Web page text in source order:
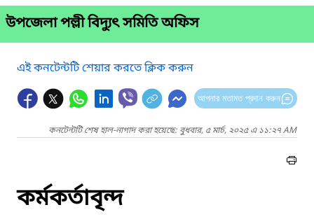
উপজেলা পল্লী বিদ্যুৎ সমিতি অফিস
এই কনটেন্টটি শেয়ার করতে ক্লিক করুন
আপনার মতামত প্রদান করুন
কনটেন্টটি শেষ হাল-নাগাদ করা হয়েছে: বুধবার, ৫ মার্চ, ২০২৫ এ ১১:২৭ AM
কর্মকর্তাবৃন্দ